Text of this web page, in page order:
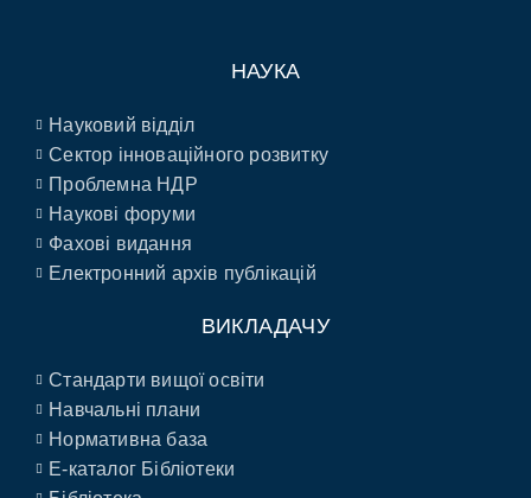
НАУКА
Науковий відділ
Сектор інноваційного розвитку
Проблемна НДР
Наукові форуми
Фахові видання
Електронний архів публікацій
ВИКЛАДАЧУ
Стандарти вищої освіти
Навчальні плани
Нормативна база
E-каталог Бібліотеки